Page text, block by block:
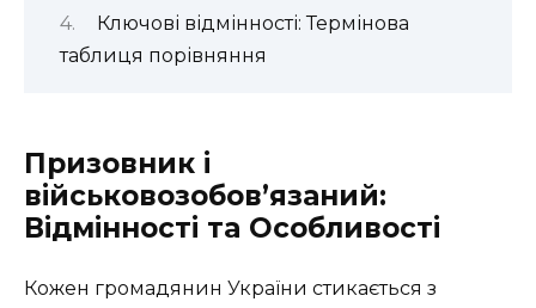
Ключові відмінності: Термінова
таблиця порівняння
Призовник і
військовозобов’язаний:
Відмінності та Особливості
Кожен громадянин України стикається з